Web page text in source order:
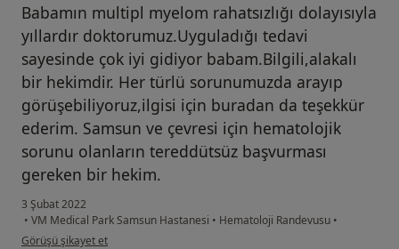
Babamın multipl myelom rahatsızlığı dolayısıyla
yıllardır doktorumuz.Uyguladığı tedavi
sayesinde çok iyi gidiyor babam.Bilgili,alakalı
bir hekimdir. Her türlü sorunumuzda arayıp
görüşebiliyoruz,ilgisi için buradan da teşekkür
ederim. Samsun ve çevresi için hematolojik
sorunu olanların tereddütsüz başvurması
gereken bir hekim.
3 Şubat 2022
• VM Medical Park Samsun Hastanesi • Hematoloji Randevusu •
kullanıcının görüşüne göre b.....
Görüşü şikayet et